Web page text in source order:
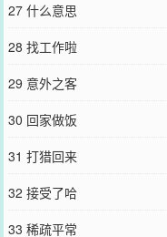
27 什么意思
28 找工作啦
29 意外之客
30 回家做饭
31 打猎回来
32 接受了哈
33 稀疏平常